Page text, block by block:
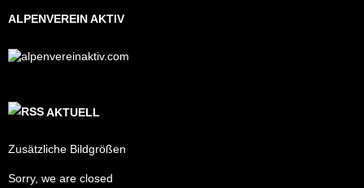
ALPENVEREIN AKTIV
AKTUELL
Zusätzliche Bildgrößen
Sorry, we are closed